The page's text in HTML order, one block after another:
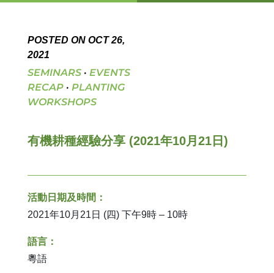
POSTED ON OCT 26,
2021
SEMINARS· EVENTS
RECAP· PLANTING
WORKSHOPS
有機耕種經驗分享 (2021年10月21日)
活動日期及時間：
2021年10月21日 (四) 下午9時 – 10時
語言：
粵語